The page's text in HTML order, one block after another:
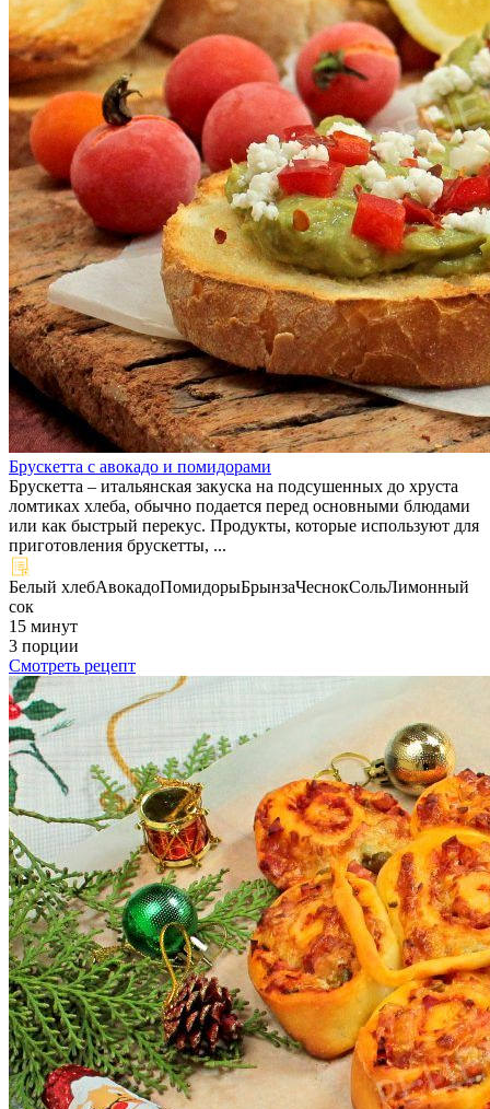
Брускетта с авокадо и помидорами
Брускетта – итальянская закуска на подсушенных до хруста
ломтиках хлеба, обычно подается перед основными блюдами
или как быстрый перекус. Продукты, которые используют для
приготовления брускетты, ...
Белый хлебАвокадоПомидорыБрынзаЧеснокСольЛимонный
сок
15 минут
3 порции
Смотреть рецепт